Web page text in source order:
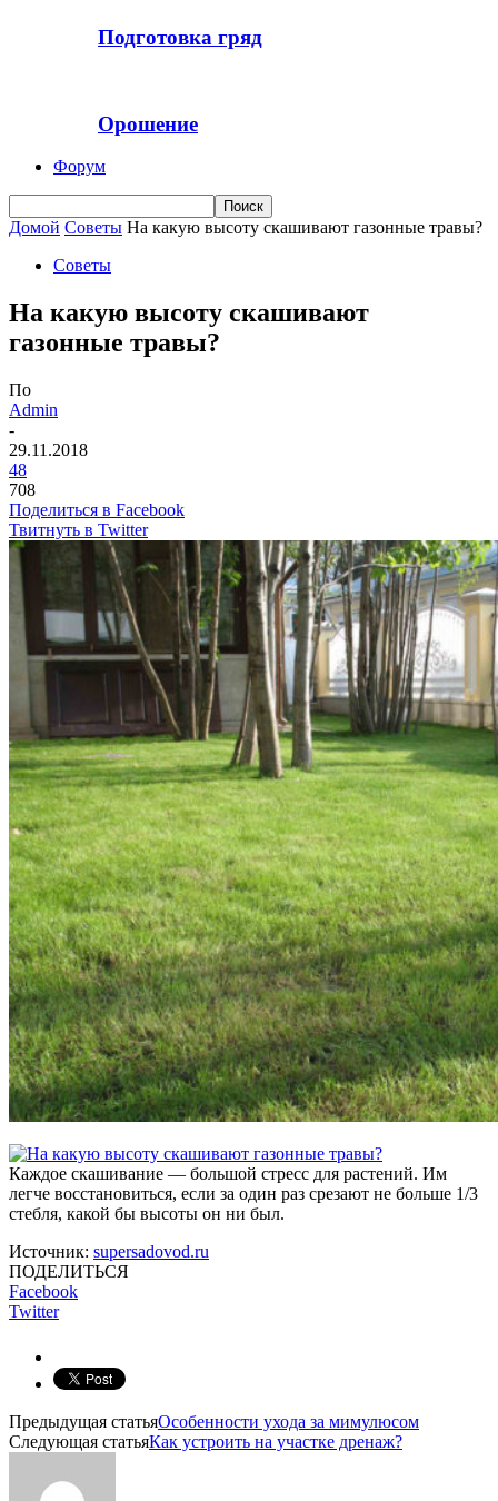
Подготовка гряд
Орошение
Форум
Домой Советы На какую высоту скашивают газонные травы?
Советы
На какую высоту скашивают
газонные травы?
По
Admin
-
29.11.2018
48
708
Поделиться в Facebook
Твитнуть в Twitter
Каждое скашивание — большой стресс для растений. Им
легче восстановиться, если за один раз срезают не больше 1/3
стебля, какой бы высоты он ни был.
Источник: supersadovod.ru
ПОДЕЛИТЬСЯ
Facebook
Twitter
Предыдущая статьяОсобенности ухода за мимулюсом
Следующая статьяКак устроить на участке дренаж?